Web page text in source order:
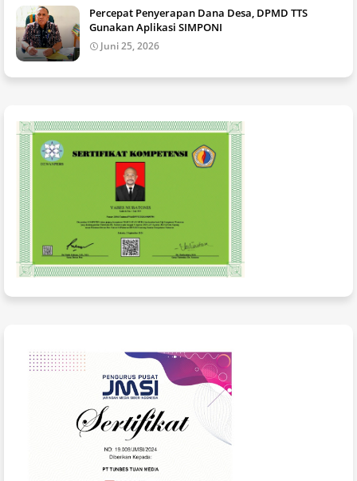
Percepat Penyerapan Dana Desa, DPMD TTS
Gunakan Aplikasi SIMPONI
Juni 25, 2026